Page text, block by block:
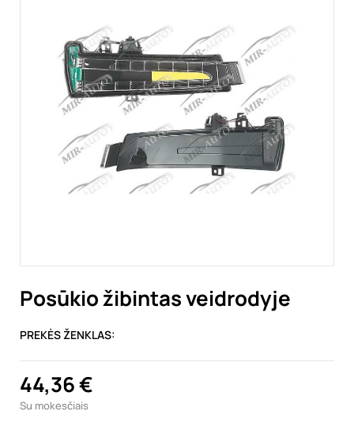
Posūkio žibintas veidrodyje
PREKĖS ŽENKLAS:
44,36 €
Su mokesčiais